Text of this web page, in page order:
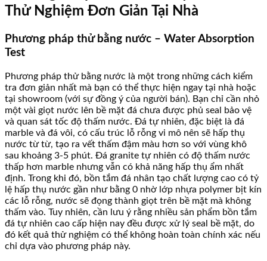
Thử Nghiệm Đơn Giản Tại Nhà
Phương pháp thử bằng nước – Water Absorption
Test
Phương pháp thử bằng nước là một trong những cách kiểm
tra đơn giản nhất mà bạn có thể thực hiện ngay tại nhà hoặc
tại showroom (với sự đồng ý của người bán). Bạn chỉ cần nhỏ
một vài giọt nước lên bề mặt đá chưa được phủ seal bảo vệ
và quan sát tốc độ thấm nước. Đá tự nhiên, đặc biệt là đá
marble và đá vôi, có cấu trúc lỗ rỗng vi mô nên sẽ hấp thụ
nước từ từ, tạo ra vết thấm đậm màu hơn so với vùng khô
sau khoảng 3-5 phút. Đá granite tự nhiên có độ thấm nước
thấp hơn marble nhưng vẫn có khả năng hấp thụ ẩm nhất
định. Trong khi đó, bồn tắm đá nhân tạo chất lượng cao có tỷ
lệ hấp thụ nước gần như bằng 0 nhờ lớp nhựa polymer bịt kín
các lỗ rỗng, nước sẽ đọng thành giọt trên bề mặt mà không
thấm vào. Tuy nhiên, cần lưu ý rằng nhiều sản phẩm bồn tắm
đá tự nhiên cao cấp hiện nay đều được xử lý seal bề mặt, do
đó kết quả thử nghiệm có thể không hoàn toàn chính xác nếu
chỉ dựa vào phương pháp này.